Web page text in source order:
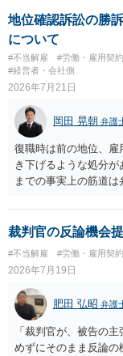
地位確認訴訟の勝
について
#不当解雇 #労働・雇用契
#経営者・会社側
2026年7月21日
岡田 晃朝 弁護
復職時は前の地位、雇
き下げるような処分
までの事実上の筋道
ょうから、別途費用
らいならサービスで
裁判官の反論機会
#不当解雇 #労働・雇用契
2026年7月19日
肥田 弘昭 弁護
「裁判官が、被告の
めずにそのまま反論